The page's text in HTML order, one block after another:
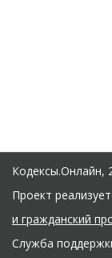
Кодексы.Онлайн,
Проект
и гражданский
Служба